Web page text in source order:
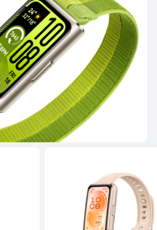
HUAWEI WATCH GT 6
Desde $ 799.900
$ 1.499.900
Conoce más Comprar
HUAWEI WATCH GT 5 Pro
Desde $ 1.799.900
Comprar